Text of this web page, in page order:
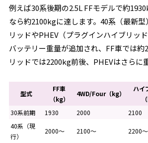
例えば30系後期の2.5L FFモデルで約
なら約2100kgに達します。40系（最新
リッドやPHEV（プラグインハイブリッ
バッテリー重量が追加され、FF車では
リッドでは2200kg前後、PHEVはさらに
型式
FF車
（kg）
4WD/Four（kg）
ハイ
30系前期 1930 2000 2100
40系（現
行）
2000～ 2100～ 2200～